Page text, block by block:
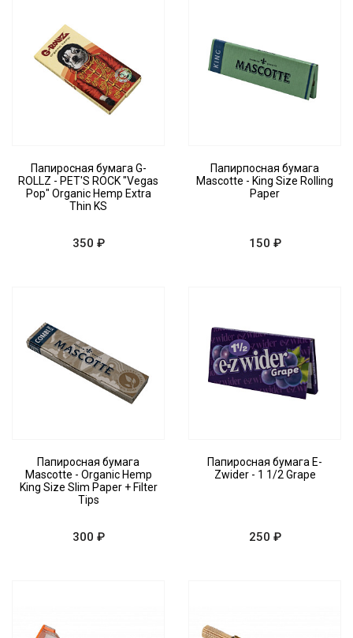
Папиросная бумага G-
ROLLZ - PET'S ROCK "Vegas
Pop" Organic Hemp Extra
Thin KS
350 ₽
Папирпосная бумага
Mascotte - King Size Rolling
Paper
150 ₽
Папиросная бумага
Mascotte - Organic Hemp
King Size Slim Paper + Filter
Tips
300 ₽
Папиросная бумага E-
Zwider - 1 1/2 Grape
250 ₽